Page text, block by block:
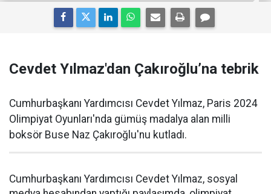
Cevdet Yılmaz'dan Çakıroğlu’na tebrik
Cumhurbaşkanı Yardımcısı Cevdet Yılmaz, Paris 2024
Olimpiyat Oyunları'nda gümüş madalya alan milli
boksör Buse Naz Çakıroğlu'nu kutladı.
Cumhurbaşkanı Yardımcısı Cevdet Yılmaz, sosyal